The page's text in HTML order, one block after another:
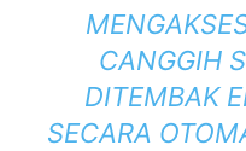
CANGGIH
DITEMBAK
SECARA